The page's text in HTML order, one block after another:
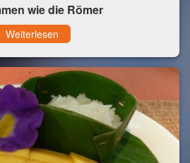
wie die Römer
Weiterlesen